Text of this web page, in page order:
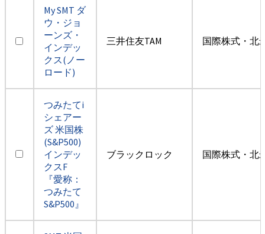
My SMT ダ
ウ・ジョ
ーンズ・
インデッ
クス(ノー
ロード)
三井住友TAM 国際株式・北
つみたてi
シェアー
ズ 米国株
(S&P500)
インデッ
クスF
『愛称：
つみたて
S&P500』
ブラックロック 国際株式・北